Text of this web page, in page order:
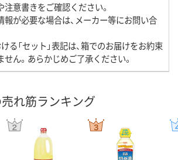
意書きをご確認ください。
報が必要な場合は、メーカー等にお問い合
る「セット」表記は、箱でのお届けをお約束
ん。あらかじめご了承ください。
れ筋ランキング